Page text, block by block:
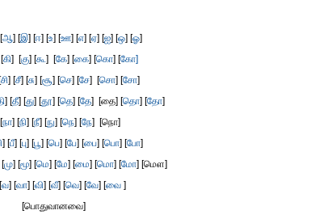
ஆ] [இ] [ஈ] [உ] [ஊ] [எ] [ஏ] [ஐ] [ஒ] [ஓ]
கி] [கு] [கூ] [கே] [கை] [கொ] [கோ]
சி] [சீ] [சு] [சூ] [செ] [சே] [சொ] [சோ]
] [தீ] [து] [தூ] [தெ] [தே] [தை] [தொ] [தோ]
நா] [நி] [நீ] [நு] [நெ] [நே] [நொ]
] [பீ] [பு] [பூ] [பெ] [பே] [பை] [பொ] [போ]
மு] [மூ] [மெ] [மே] [மை] [மொ] [மோ] [மெள]
வ] [வா] [வி] [வீ] [வெ] [வே] [வை ]
[பொதுவானவை]